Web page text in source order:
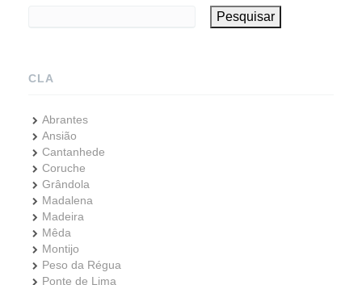
Pesquisar
CLA
Abrantes
Ansião
Cantanhede
Coruche
Grândola
Madalena
Madeira
Mêda
Montijo
Peso da Régua
Ponte de Lima